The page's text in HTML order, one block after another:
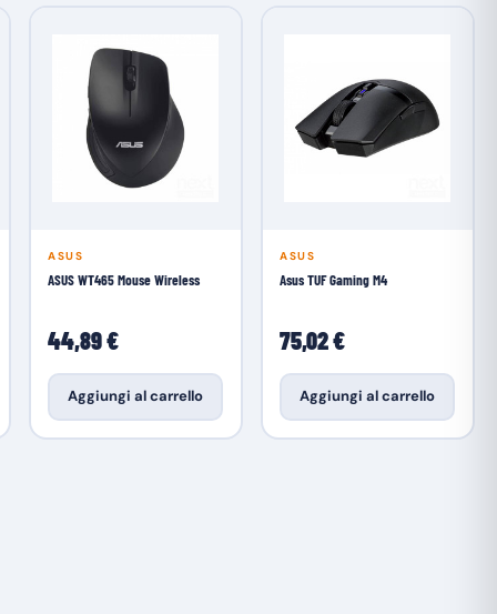
ASUS
ASUS WT465 Mouse Wireless
44,89 €
Aggiungi al carrello
ASUS
Asus TUF Gaming M4
75,02 €
Aggiungi al carrello